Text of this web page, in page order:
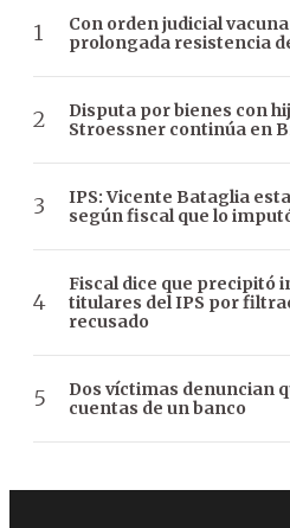
Con orden judicial
prolongada resistencia
Disputa por bienes con
Stroessner continúa en
IPS: Vicente Bataglia
según fiscal que lo
Fiscal dice que precipitó
titulares del IPS por
recusado
Dos víctimas denuncian
cuentas de un banco